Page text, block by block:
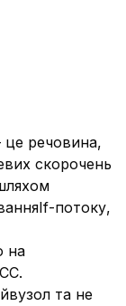
це речовина,
скорочень
потоку,
на
та не